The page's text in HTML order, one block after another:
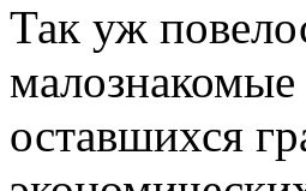
Так уж
малознакомые
оставшихся